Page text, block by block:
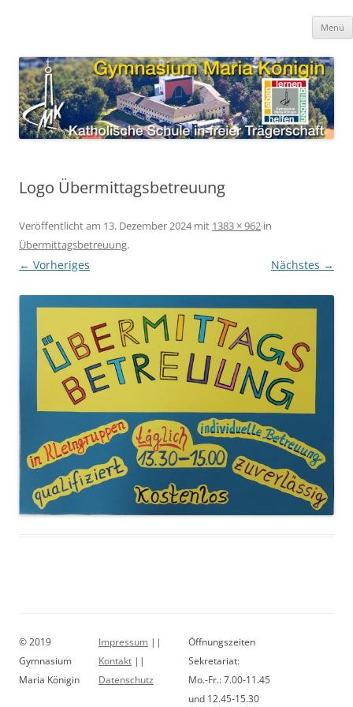
Menü
Logo Übermittagsbetreuung
Veröffentlicht am 13. Dezember 2024mit 1383 × 962 in
Übermittagsbetreuung.
← Vorheriges Nächstes →
© 2019
Gymnasium
Maria Königin
Impressum ||
Kontakt ||
Datenschutz
Öffnungszeiten
Sekretariat:
Mo.-Fr.: 7.00-11.45
und 12.45-15.30